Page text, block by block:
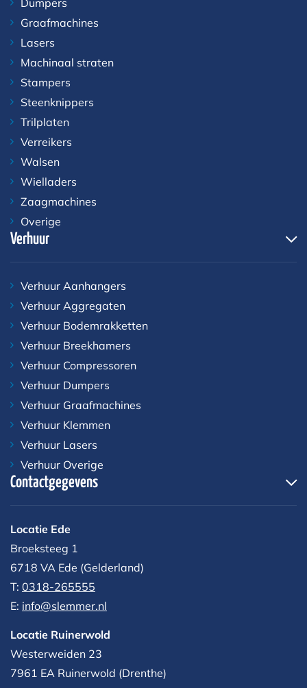
Dumpers
Graafmachines
Lasers
Machinaal straten
Stampers
Steenknippers
Trilplaten
Verreikers
Walsen
Wielladers
Zaagmachines
Overige
Verhuur
Verhuur Aanhangers
Verhuur Aggregaten
Verhuur Bodemrakketten
Verhuur Breekhamers
Verhuur Compressoren
Verhuur Dumpers
Verhuur Graafmachines
Verhuur Klemmen
Verhuur Lasers
Verhuur Overige
Contactgegevens
Locatie Ede
Broeksteeg 1
6718 VA Ede (Gelderland)
T: 0318-265555
E: info@slemmer.nl
Locatie Ruinerwold
Westerweiden 23
7961 EA Ruinerwold (Drenthe)